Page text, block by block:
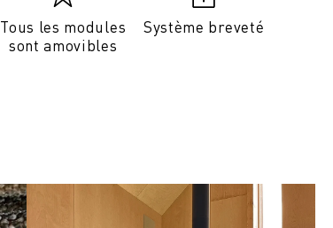
Tous les modules
sont amovibles
Système breveté